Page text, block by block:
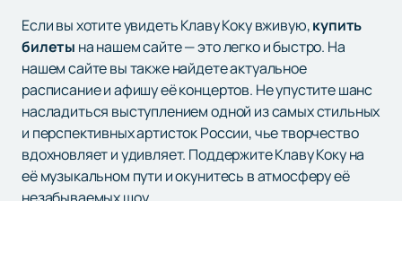
Если вы хотите увидеть Клаву Коку вживую,купить
билеты на нашем сайте — это легко и быстро. На
нашем сайте вы также найдете актуальное
расписание и афишу её концертов. Не упустите шанс
насладиться выступлением одной из самых стильных
и перспективных артисток России, чье творчество
вдохновляет и удивляет. Поддержите Клаву Коку на
её музыкальном пути и окунитесь в атмосферу её
незабываемых шоу.